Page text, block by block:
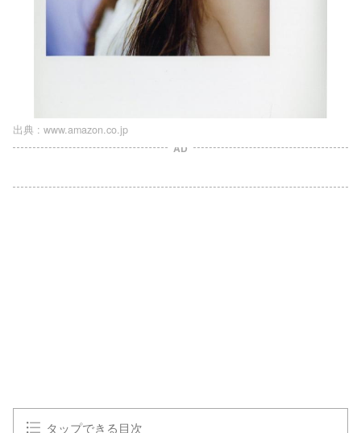
出典 : www.amazon.co.jp
AD
タップできる目次